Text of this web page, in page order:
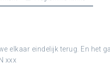
elkaar eindelijk terug. En het
xxx